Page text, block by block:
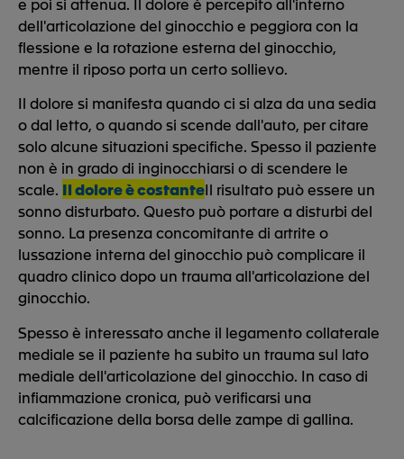
dell'articolazione del ginocchio e peggiora con la
flessione e la rotazione esterna del ginocchio,
mentre il riposo porta un certo sollievo.
Il dolore si manifesta quando ci si alza da una sedia
o dal letto, o quando si scende dall'auto, per citare
solo alcune situazioni specifiche. Spesso il paziente
non è in grado di inginocchiarsi o di scendere le
scale. Il dolore è costanteIl risultato può essere un
sonno disturbato. Questo può portare a disturbi del
sonno. La presenza concomitante di artrite o
lussazione interna del ginocchio può complicare il
quadro clinico dopo un trauma all'articolazione del
ginocchio.
Spesso è interessato anche il legamento collaterale
mediale se il paziente ha subito un trauma sul lato
mediale dell'articolazione del ginocchio. In caso di
infiammazione cronica, può verificarsi una
calcificazione della borsa delle zampe di gallina.